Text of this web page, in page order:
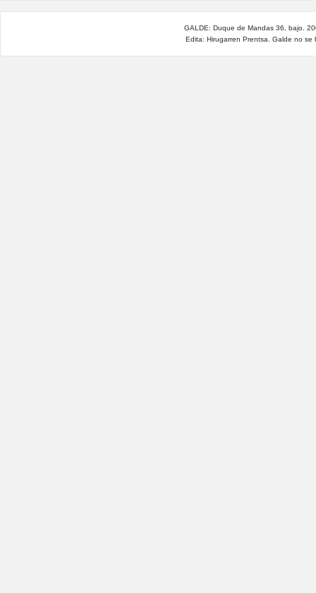
GALDE: Duque de Mandas 36, bajo.
Edita: Hirugarren Prentsa. Galde no